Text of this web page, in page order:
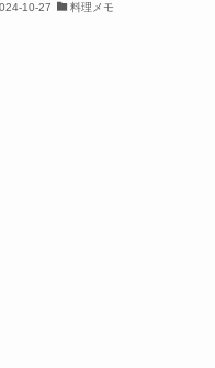
10-27 料理メモ